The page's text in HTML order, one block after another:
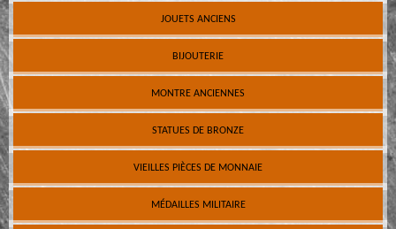
JOUETS ANCIENS
BIJOUTERIE
MONTRE ANCIENNES
STATUES DE BRONZE
VIEILLES PIÈCES DE MONNAIE
MÉDAILLES MILITAIRE